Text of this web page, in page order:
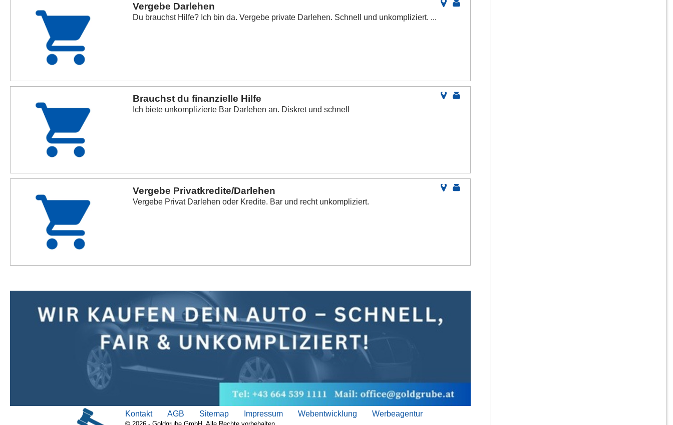
Vergebe Darlehen
Du brauchst Hilfe? Ich bin da. Vergebe private Darlehen. Schnell und unkompliziert. ...
Brauchst du finanzielle Hilfe
Ich biete unkomplizierte Bar Darlehen an. Diskret und schnell
Vergebe Privatkredite/Darlehen
Vergebe Privat Darlehen oder Kredite. Bar und recht unkompliziert.
Kontakt AGB Sitemap Impressum Webentwicklung Werbeagentur